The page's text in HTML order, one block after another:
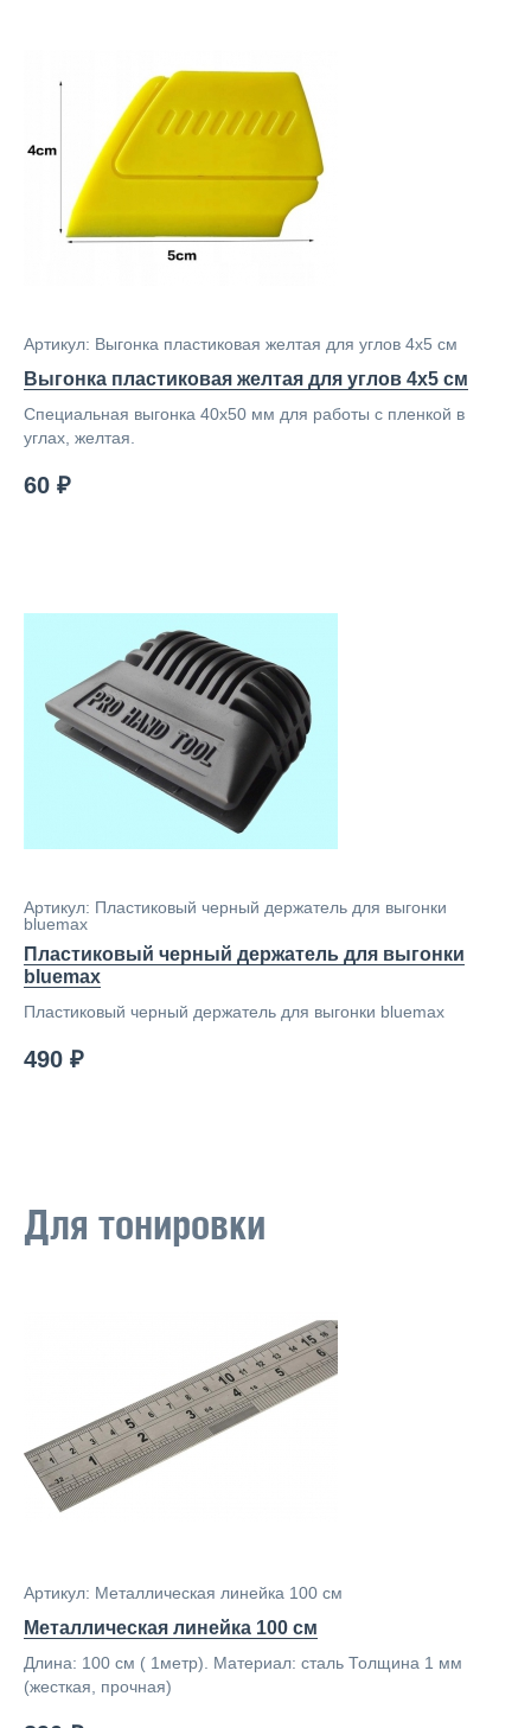
Артикул: Выгонка пластиковая желтая для углов 4х5 см
Выгонка пластиковая желтая для углов 4х5 см
Специальная выгонка 40х50 мм для работы с пленкой в
углах, желтая.
60 ₽
Артикул: Пластиковый черный держатель для выгонки
bluemax
Пластиковый черный держатель для выгонки
bluemax
Пластиковый черный держатель для выгонки bluemax
490 ₽
Для тонировки
Артикул: Металлическая линейка 100 см
Металлическая линейка 100 см
Длина: 100 см ( 1метр). Материал: сталь Толщина 1 мм
(жесткая, прочная)